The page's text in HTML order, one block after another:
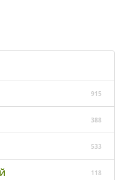
915
388
533
118